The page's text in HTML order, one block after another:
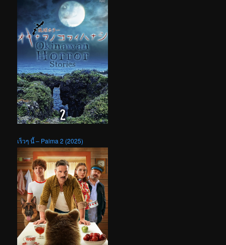
เร็วๆ นี้ – Palma 2 (2025)